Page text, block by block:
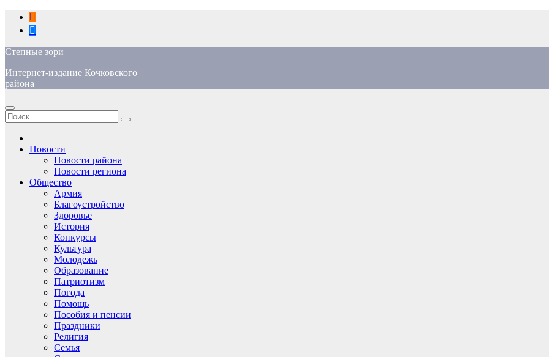
Перейти
содержимому
Степные зори
Интернет-издание Кочковского
района
Новости
Новости района
Новости региона
Общество
Армия
Благоустройство
Здоровье
История
Конкурсы
Культура
Молодежь
Образование
Патриотизм
Погода
Помощь
Пособия и пенсии
Праздники
Религия
Семья